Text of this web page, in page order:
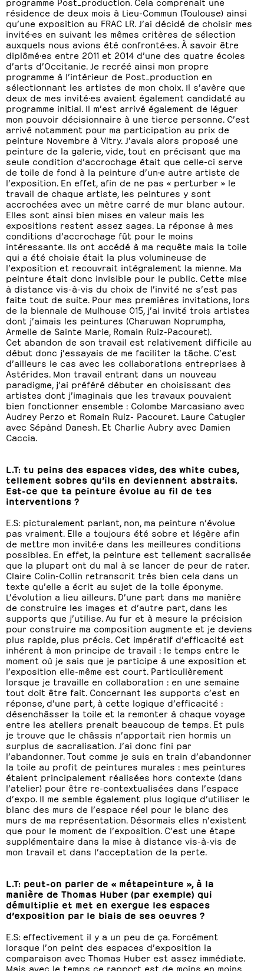
résidence de deux mois à Lieu-Commun (Toulouse) ainsi
qu’une exposition au FRAC LR. J’ai décidé de choisir mes
invité·es en suivant les mêmes critères de sélection
auxquels nous avions été confronté·es. À savoir être
diplômé·es entre 2011 et 2014 d’une des quatre écoles
d’arts d’Occitanie. Je recréé ainsi mon propre
programme à l’intérieur de Post_production en
sélectionnant les artistes de mon choix. Il s’avère que
deux de mes invité·es avaient également candidaté au
programme initial. Il m’est arrivé également de léguer
mon pouvoir décisionnaire à une tierce personne. C’est
arrivé notamment pour ma participation au prix de
peinture Novembre à Vitry. J’avais alors proposé une
peinture de la galerie, vide, tout en précisant que ma
seule condition d’accrochage était que celle-ci serve
de toile de fond à la peinture d’un·e autre artiste de
l’exposition. En effet, afin de ne pas « perturber » le
travail de chaque artiste, les peintures y sont
accrochées avec un mètre carré de mur blanc autour.
Elles sont ainsi bien mises en valeur mais les
expositions restent assez sages. La réponse à mes
conditions d’accrochage fût pour le moins
intéressante. Ils ont accédé à ma requête mais la toile
qui a été choisie était la plus volumineuse de
l’exposition et recouvrait intégralement la mienne. Ma
peinture était donc invisible pour le public. Cette mise
à distance vis-à-vis du choix de l’invité ne s’est pas
faite tout de suite. Pour mes premières invitations, lors
de la biennale de Mulhouse 015, j’ai invité trois artistes
dont j’aimais les peintures (Charuwan Noprumpha,
Armelle de Sainte Marie, Romain Ruiz-Pacouret).
Cet abandon de son travail est relativement difficile au
début donc j’essayais de me faciliter la tâche. C’est
d’ailleurs le cas avec les collaborations entreprises à
Astérides. Mon travail entrant dans un nouveau
paradigme, j’ai préféré débuter en choisissant des
artistes dont j’imaginais que les travaux pouvaient
bien fonctionner ensemble : Colombe Marcasiano avec
Audrey Perzo et Romain Ruiz- Pacouret. Laure Catugier
avec Sépànd Danesh. Et Charlie Aubry avec Damien
Caccia.
L.T: tu peins des espaces vides, des white cubes,
tellement sobres qu’ils en deviennent abstraits.
Est-ce que ta peinture évolue au fil de tes
interventions ?
E.S: picturalement parlant, non, ma peinture n’évolue
pas vraiment. Elle a toujours été sobre et légère afin
de mettre mon invité·e dans les meilleures conditions
possibles. En effet, la peinture est tellement sacralisée
que la plupart ont du mal à se lancer de peur de rater.
Claire Colin-Collin retranscrit très bien cela dans un
texte qu’elle a écrit au sujet de la toile éponyme.
L’évolution a lieu ailleurs. D’une part dans ma manière
de construire les images et d’autre part, dans les
supports que j’utilise. Au fur et à mesure la précision
pour construire ma composition augmente et je deviens
plus rapide, plus précis. Cet impératif d’efficacité est
inhérent à mon principe de travail : le temps entre le
moment où je sais que je participe à une exposition et
l’exposition elle-même est court. Particulièrement
lorsque je travaille en collaboration : en une semaine
tout doit être fait. Concernant les supports c’est en
réponse, d’une part, à cette logique d’efficacité :
désenchâsser la toile et la remonter à chaque voyage
entre les ateliers prenait beaucoup de temps. Et puis
je trouve que le châssis n’apportait rien hormis un
surplus de sacralisation. J’ai donc fini par
l’abandonner. Tout comme je suis en train d’abandonner
la toile au profit de peintures murales : mes peintures
étaient principalement réalisées hors contexte (dans
l’atelier) pour être re-contextualisées dans l’espace
d’expo. Il me semble également plus logique d’utiliser le
blanc des murs de l’espace réel pour le blanc des
murs de ma représentation. Désormais elles n’existent
que pour le moment de l’exposition. C’est une étape
supplémentaire dans la mise à distance vis-à-vis de
mon travail et dans l’acceptation de la perte.
L.T: peut-on parler de « métapeinture », à la
manière de Thomas Huber (par exemple) qui
démultiplie et met en exergue les espaces
d’exposition par le biais de ses oeuvres ?
E.S: effectivement il y a un peu de ça. Forcément
lorsque l’on peint des espaces d’exposition la
comparaison avec Thomas Huber est assez immédiate.
Mais avec le temps ce rapport est de moins en moins